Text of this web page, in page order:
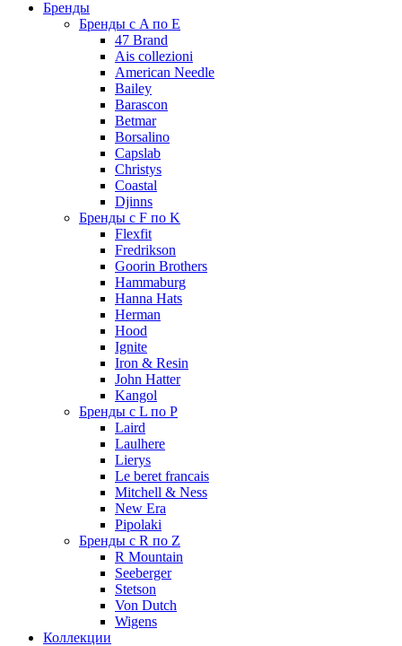
Бренды
Бренды с A по E
47 Brand
Ais collezioni
American Needle
Bailey
Barascon
Betmar
Borsalino
Capslab
Christys
Coastal
Djinns
Бренды с F по K
Flexfit
Fredrikson
Goorin Brothers
Hammaburg
Hanna Hats
Herman
Hood
Ignite
Iron & Resin
John Hatter
Kangol
Бренды с L по P
Laird
Laulhere
Lierys
Le beret francais
Mitchell & Ness
New Era
Pipolaki
Бренды с R по Z
R Mountain
Seeberger
Stetson
Von Dutch
Wigens
Коллекции